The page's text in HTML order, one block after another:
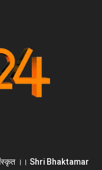
संस्कृत ।। Shri Bhaktamar